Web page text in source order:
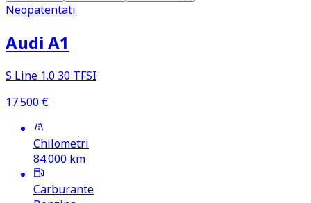
Neopatentati
Audi A1
S Line 1.0 30 TFSI
17.500 €
Chilometri
84.000 km
Carburante